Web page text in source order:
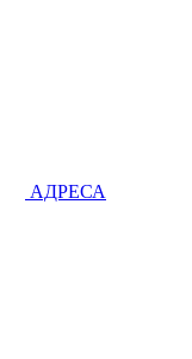
АДРЕСА